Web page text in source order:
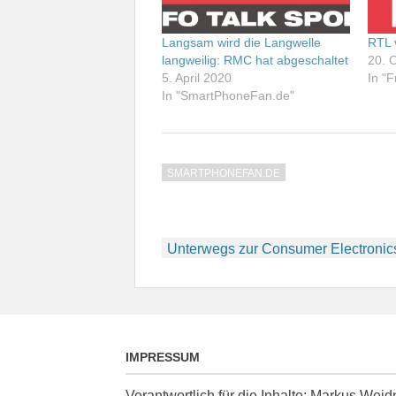
Langsam wird die Langwelle
langweilig: RMC hat abgeschaltet
5. April 2020
In "SmartPhoneFan.de"
RTL
20.
In
SMARTPHONEFAN.DE
Beitragsnavigation
Unterwegs zur Consumer
IMPRESSUM